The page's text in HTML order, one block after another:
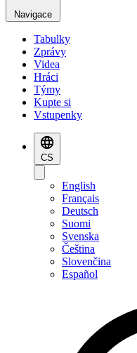
Navigace
Tabulky
Zprávy
Videa
Hráci
Týmy
Kupte si
Vstupenky
CS
English
Français
Deutsch
Suomi
Svenska
Čeština
Slovenčina
Español